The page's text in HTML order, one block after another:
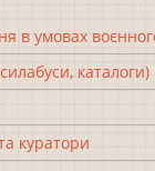
в умовах
каталоги)
куратори